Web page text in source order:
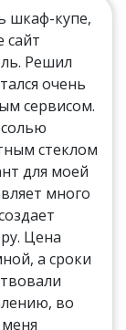
шкаф-купе,
сайт
Решил
очень
сервисом.
стеклом
для моей
много
Цена
а сроки
во